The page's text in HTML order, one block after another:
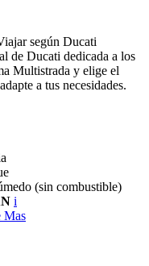
según Ducati
de Ducati dedicada a los
Multistrada y elige el
a tus necesidades.
(sin combustible)
i
Mas